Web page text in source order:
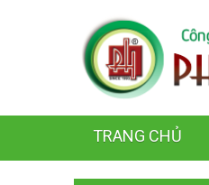
TRANG CHỦ